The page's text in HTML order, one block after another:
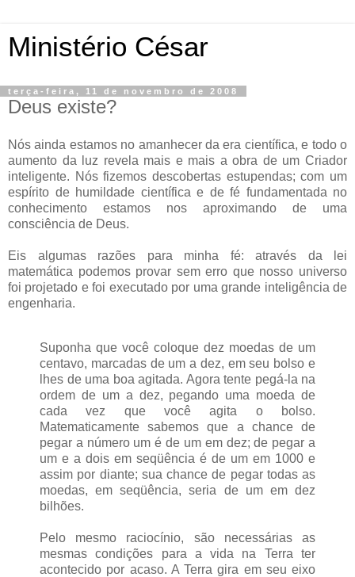
Ministério César
terça-feira, 11 de novembro de 2008
Deus existe?
Nós ainda estamos no amanhecer da era científica, e todo o
aumento da luz revela mais e mais a obra de um Criador
inteligente. Nós fizemos descobertas estupendas; com um
espírito de humildade científica e de fé fundamentada no
conhecimento estamos nos aproximando de uma
consciência de Deus.
Eis algumas razões para minha fé: através da lei
matemática podemos provar sem erro que nosso universo
foi projetado e foi executado por uma grande inteligência de
engenharia.
Suponha que você coloque dez moedas de um
centavo, marcadas de um a dez, em seu bolso e
lhes de uma boa agitada. Agora tente pegá-la na
ordem de um a dez, pegando uma moeda de
cada vez que você agita o bolso.
Matematicamente sabemos que a chance de
pegar a número um é de um em dez; de pegar a
um e a dois em seqüência é de um em 1000 e
assim por diante; sua chance de pegar todas as
moedas, em seqüência, seria de um em dez
bilhões.
Pelo mesmo raciocínio, são necessárias as
mesmas condições para a vida na Terra ter
acontecido por acaso. A Terra gira em seu eixo